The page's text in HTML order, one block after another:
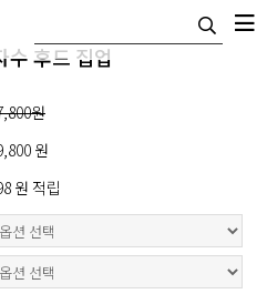
수 후드 집업
원
원
원 적립